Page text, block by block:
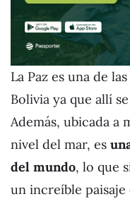
La Paz es una de
Bolivia ya que allí
Además, ubicada a
nivel del mar, es
del mundo, lo que
un increíble paisaje